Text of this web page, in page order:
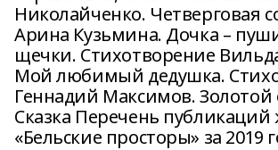
Николайченко. Четверговая
Арина Кузьмина. Дочка –
щечки. Стихотворение
Мой любимый дедушка.
Геннадий Максимов.
Сказка Перечень публикаций
«Бельские просторы» за 2019